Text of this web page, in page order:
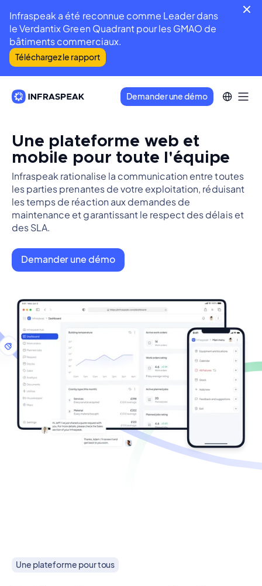
Infraspeak a été reconnue comme Leader dans
le Verdantix Green Quadrant pour les GMAO de
bâtiments commerciaux.
Téléchargez le rapport
Demander une démo
Une plateforme web et
mobile pour toute l'équipe
Infraspeak rationalise la communication entre toutes
les parties prenantes de votre exploitation, réduisant
les temps de réaction aux demandes de
maintenance et garantissant le respect des délais et
des SLA.
Demander une démo
Une plateforme pour tous